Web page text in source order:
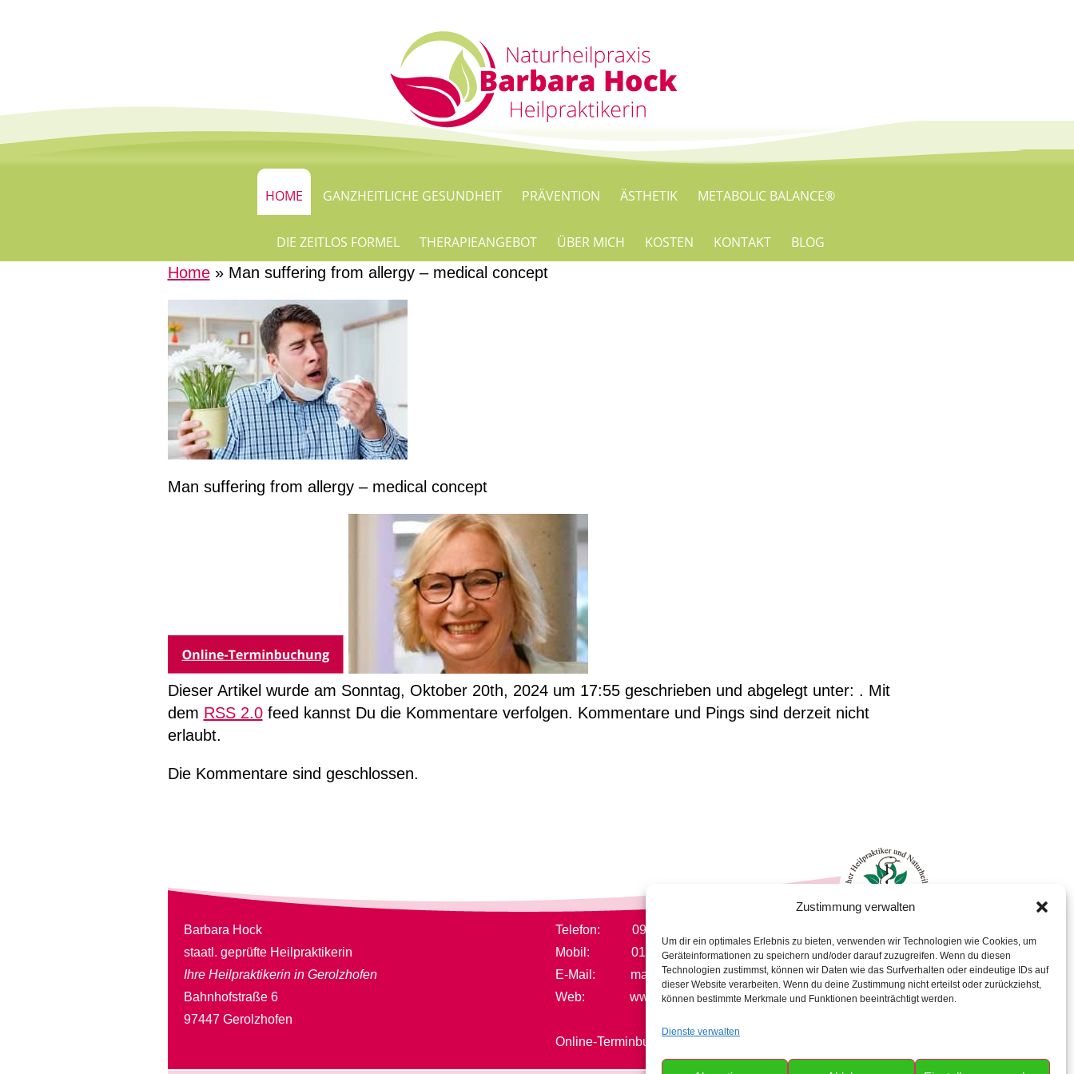
Zustimmung verwalten
Um dir ein optimales Erlebnis zu bieten, verwenden wir Technologien wie Cookies, um
Geräteinformationen zu speichern und/oder darauf zuzugreifen. Wenn du diesen
Technologien zustimmst, können wir Daten wie das Surfverhalten oder eindeutige IDs auf
dieser Website verarbeiten. Wenn du deine Zustimmung nicht erteilst oder zurückziehst,
können bestimmte Merkmale und Funktionen beeinträchtigt werden.
Dienste verwalten
HOME GANZHEITLICHE GESUNDHEIT PRÄVENTION ÄSTHETIK METABOLIC BALANCE®
DIE ZEITLOS FORMEL THERAPIEANGEBOT ÜBER MICH KOSTEN KONTAKT
BLOG
Home» Man suffering from allergy – medical concept
Man suffering from allergy – medical concept
Dieser Artikel wurde am Sonntag, Oktober 20th, 2024 um 17:55 geschrieben und abgelegt unter: . Mit
dem RSS 2.0feed kannst Du die Kommentare verfolgen. Kommentare und Pings sind derzeit nicht
erlaubt.
Die Kommentare sind geschlossen.
Barbara Hock
staatl. geprüfte Heilpraktikerin
Ihre Heilpraktikerin in Gerolzhofen
Bahnhofstraße 6
97447 Gerolzhofen
Telefon: 09382/317711
Mobil: 0152/21885694
E-Mail: mail@naturheilpraxis-hock.de
Web: www.naturheilpraxis-hock.de
Online-Terminbuchung